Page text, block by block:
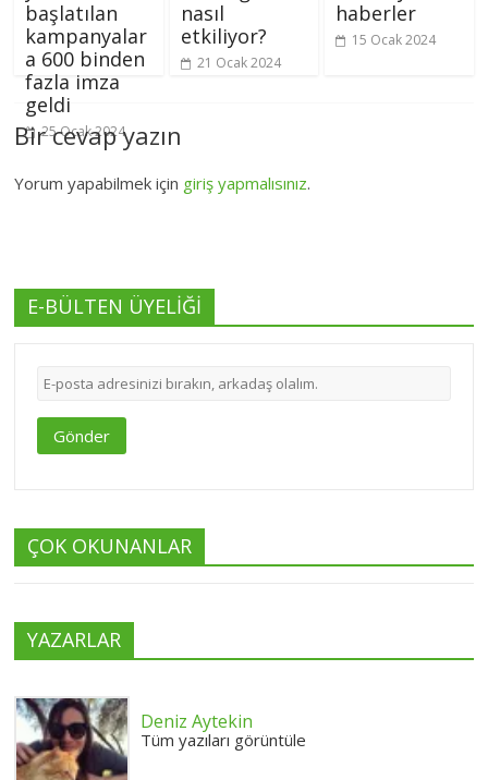
başlatılan
kampanyalar
a 600 binden
fazla imza
geldi
25 Ocak 2024
nasıl
etkiliyor?
21 Ocak 2024
haberler
15 Ocak 2024
Bir cevap yazın
Yorum yapabilmek için giriş yapmalısınız.
E-BÜLTEN ÜYELİĞİ
Gönder
ÇOK OKUNANLAR
YAZARLAR
Deniz Aytekin
Tüm yazıları görüntüle